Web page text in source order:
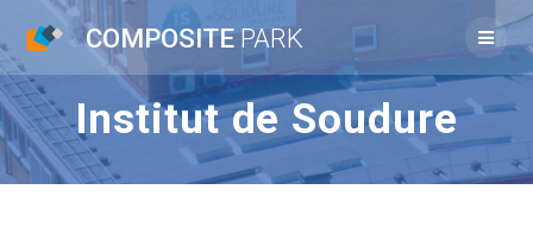
au
COMPOSITEPARK
Institut de Soudure